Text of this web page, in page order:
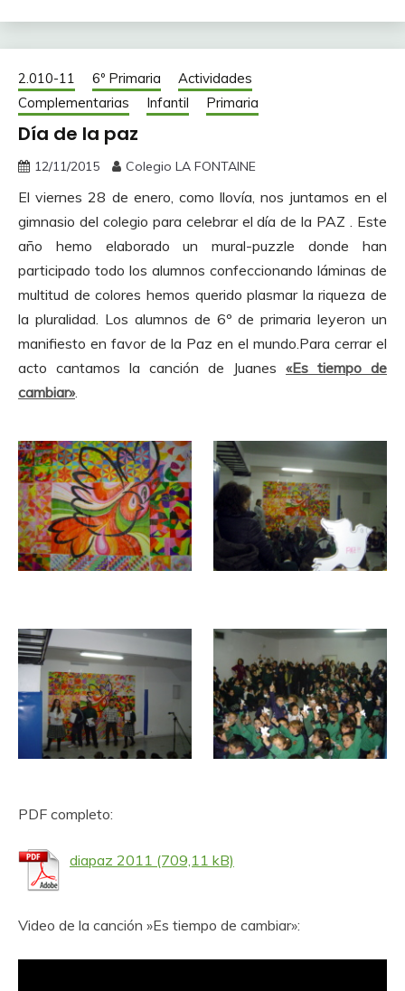
2.010-11 6º Primaria
Actividades
Complementarias
Infantil Primaria
Día de la paz
12/11/2015 Colegio LA FONTAINE
El viernes 28 de enero, como llovía, nos juntamos en el
gimnasio del colegio para celebrar el día de la PAZ . Este
año hemo elaborado un mural-puzzle donde han
participado todo los alumnos confeccionando láminas de
multitud de colores hemos querido plasmar la riqueza de
la pluralidad. Los alumnos de 6º de primaria leyeron un
manifiesto en favor de la Paz en el mundo.Para cerrar el
acto cantamos la canción de Juanes «Es tiempo de
cambiar».
PDF completo:
diapaz 2011
Video de la canción »Es tiempo de cambiar»: